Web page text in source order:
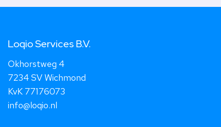
Loqio Services B.V.
Okhorstweg 4
7234 SV Wichmond
KvK 77176073
info@loqio.nl